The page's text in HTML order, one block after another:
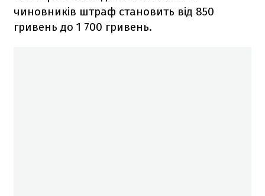
чиновників штраф становить від 850
гривень до 1 700 гривень.